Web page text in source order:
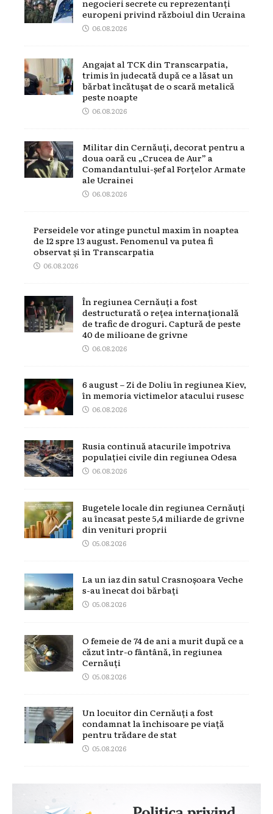
negocieri secrete cu reprezentanți
europeni privind războiul din Ucraina
06.08.2026
Angajat al TCK din Transcarpatia,
trimis în judecată după ce a lăsat un
bărbat încătușat de o scară metalică
peste noapte
06.08.2026
Militar din Cernăuți, decorat pentru a
doua oară cu „Crucea de Aur” a
Comandantului-șef al Forțelor Armate
ale Ucrainei
06.08.2026
Perseidele vor atinge punctul maxim în noaptea
de 12 spre 13 august. Fenomenul va putea fi
observat și în Transcarpatia
06.08.2026
În regiunea Cernăuți a fost
destructurată o rețea internațională
de trafic de droguri. Captură de peste
40 de milioane de grivne
06.08.2026
6 august – Zi de Doliu în regiunea Kiev,
în memoria victimelor atacului rusesc
06.08.2026
Rusia continuă atacurile împotriva
populației civile din regiunea Odesa
06.08.2026
Bugetele locale din regiunea Cernăuți
au încasat peste 5,4 miliarde de grivne
din venituri proprii
05.08.2026
La un iaz din satul Crasnoșoara Veche
s-au înecat doi bărbați
05.08.2026
O femeie de 74 de ani a murit după ce a
căzut într-o fântână, în regiunea
Cernăuți
05.08.2026
Un locuitor din Cernăuți a fost
condamnat la închisoare pe viață
pentru trădare de stat
05.08.2026